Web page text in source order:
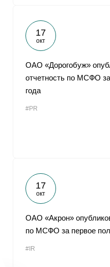
17
окт
ОАО «Дорогобуж»
отчетность по МСФО
года
#PR
17
окт
ОАО «Акрон»
по МСФО за первое
#IR